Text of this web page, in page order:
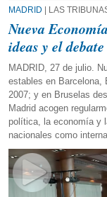
MADRID | LAS
Nueva
ideas y el
MADRID, 27 de julio.
estables en Barcelona,
2007; y en Bruselas
Madrid acogen
política, la economía y
nacionales como